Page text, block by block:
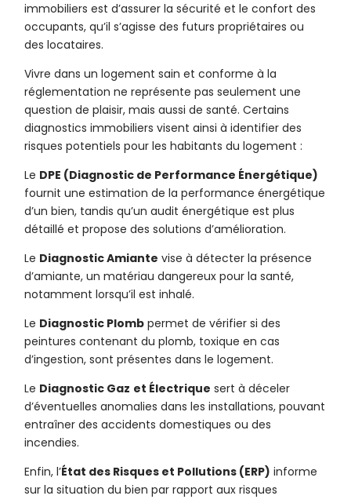
immobiliers est d’assurer la sécurité et le confort des
occupants, qu’il s’agisse des futurs propriétaires ou
des locataires.
Vivre dans un logement sain et conforme à la
réglementation ne représente pas seulement une
question de plaisir, mais aussi de santé. Certains
diagnostics immobiliers visent ainsi à identifier des
risques potentiels pour les habitants du logement :
Le DPE (Diagnostic de Performance Énergétique)
fournit une estimation de la performance énergétique
d’un bien, tandis qu’un audit énergétique est plus
détaillé et propose des solutions d’amélioration.
Le Diagnostic Amiante vise à détecter la présence
d’amiante, un matériau dangereux pour la santé,
notamment lorsqu’il est inhalé.
Le Diagnostic Plomb permet de vérifier si des
peintures contenant du plomb, toxique en cas
d’ingestion, sont présentes dans le logement.
Le Diagnostic Gaz et Électrique sert à déceler
d’éventuelles anomalies dans les installations, pouvant
entraîner des accidents domestiques ou des
incendies.
Enfin, l’État des Risques et Pollutions (ERP) informe
sur la situation du bien par rapport aux risques